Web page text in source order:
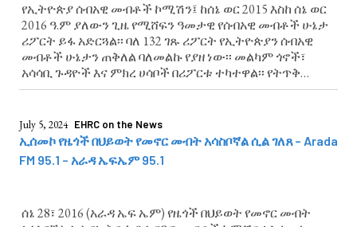
የኢትዮጵያ ሰብአዊ መብቶች ኮሚሽን፤ ከሰኔ ወር 2015 እስከ ሰኔ ወር
2016 ዓ.ም ያለውን ጊዜ የሚሸፍን ዓመታዊ የሰብአዊ መብቶች ሁኔታ
ሪፖርት ይፋ አድርጓል፡፡ ባለ 132 ገጹ ሪፖርት የኢትዮጵያን ሰብአዊ
መብቶች ሁኔታን ጠቅለል ባለመልኩ የያዘ ነው፡፡ መልካም ጎኖች፣
አሳሳቢ ጉዳዮች እና ምክረ ሀሳቦች በሪፖርቱ ተካተዋል፡፡ የትጥቅ
ግጭቶች ለሰብአዊ መብቶች ጥሰት ዋነኛ ምክንያት ሆነው ቀጥለዋል
መልካም እምርታ ሲል ሪፖርቱ ጠቅሶታል
July 5, 2024 EHRC on the News
ኢሰመኮ የዜጎች በህይወት የመኖር መብት አሳስቦኛል ሲል ገለጸ – Arada
FM 95.1 – አራዳ ኤፍኤም 95.1
ሰኔ 28፣ 2016 (አራዳ ኤፍ ኤም) የዜጎች በህይወት የመኖር መብት